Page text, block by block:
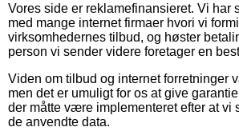
Vores side er reklamefinansieret. Vi har
med mange internet firmaer hvori vi
virksomhedernes tilbud, og høster
person vi sender videre foretager en
Viden om tilbud og internet forretninger
men det er umuligt for os at give
der måtte være implementeret efter at vi
de anvendte data.